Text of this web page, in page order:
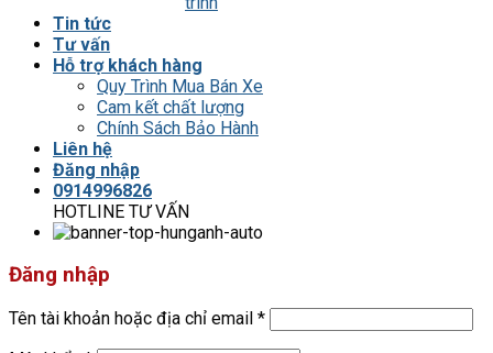
Tin tức
Tư vấn
Hỗ trợ khách hàng
Quy Trình Mua Bán Xe
Cam kết chất lượng
Chính Sách Bảo Hành
Liên hệ
Đăng nhập
0914996826
HOTLINE TƯ VẤN
Đăng nhập
Tên tài khoản hoặc địa chỉ email *